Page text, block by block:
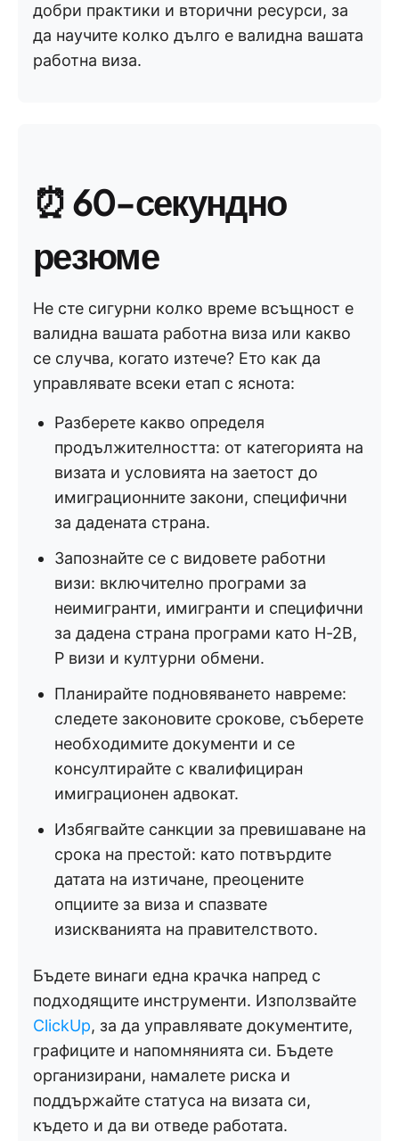
добри практики и вторични ресурси, за
да научите колко дълго е валидна вашата
работна виза.
⏰60-секундно
резюме
Не сте сигурни колко време всъщност е
валидна вашата работна виза или какво
се случва, когато изтече? Ето как да
управлявате всеки етап с яснота:
Разберете какво определя
продължителността: от категорията на
визата и условията на заетост до
имиграционните закони, специфични
за дадената страна.
Запознайте се с видовете работни
визи: включително програми за
неимигранти, имигранти и специфични
за дадена страна програми като H-2B,
P визи и културни обмени.
Планирайте подновяването навреме:
следете законовите срокове, съберете
необходимите документи и се
консултирайте с квалифициран
имиграционен адвокат.
Избягвайте санкции за превишаване на
срока на престой: като потвърдите
датата на изтичане, преоцените
опциите за виза и спазвате
изискванията на правителството.
Бъдете винаги една крачка напред с
подходящите инструменти. Използвайте
ClickUp, за да управлявате документите,
графиците и напомнянията си. Бъдете
организирани, намалете риска и
поддържайте статуса на визата си,
където и да ви отведе работата.